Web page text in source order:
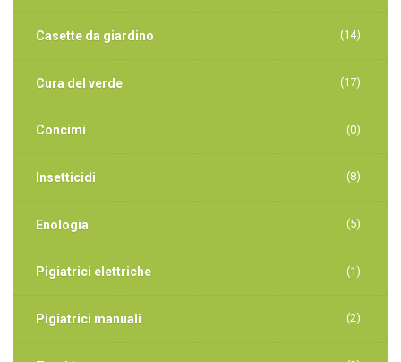
Casette da giardino (14)
Cura del verde (17)
Concimi (0)
Insetticidi (8)
Enologia (5)
Pigiatrici elettriche (1)
Pigiatrici manuali (2)